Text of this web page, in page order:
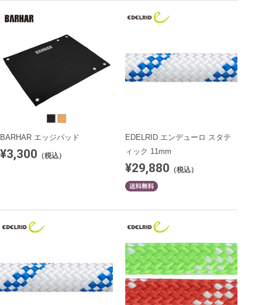
BARHAR エッジパッド
¥3,300 （税込）
EDELRID エンデューロ スタテ
ィック 11mm
¥29,880 （税込）